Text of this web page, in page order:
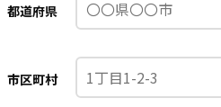
都道府県
市区町村